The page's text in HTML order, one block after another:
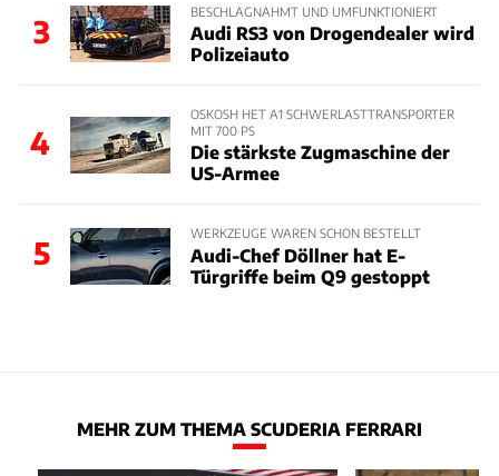
3
BESCHLAGNAHMT UND UMFUNKTIONIERT
Audi RS3 von Drogendealer wird
Polizeiauto
4
OSKOSH HET A1 SCHWERLASTTRANSPORTER
MIT 700 PS
Die stärkste Zugmaschine der
US-Armee
5
WERKZEUGE WAREN SCHON BESTELLT
Audi-Chef Döllner hat E-
Türgriffe beim Q9 gestoppt
MEHR ZUM THEMA SCUDERIA FERRARI